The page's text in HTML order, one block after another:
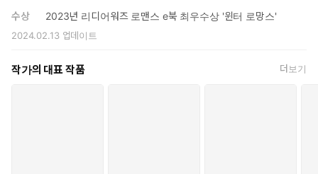
달빛 속에서 빛나던 새하얗고 새처럼 가녀린 얼굴을 하고서, 그가
머저리처럼 숭배하던 입술을 움직였다.
놀랍게도 여전히 눈부시게 아름다웠으나 그저 어리석은 여자일
를 전부 다 잃어 버린 한심하고 괘씸한 여자.
수상 2023년 리디어워즈 로맨스 e북 최우수상 '윈터 로망스'
2024.02.13업데이트
작가의 대표 작품 더보기